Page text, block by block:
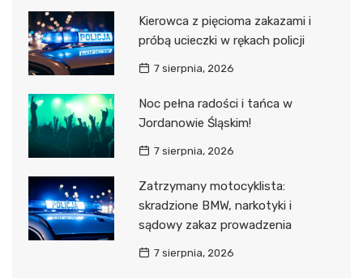
Kierowca z pięcioma zakazami i
próbą ucieczki w rękach policji
7 sierpnia, 2026
Noc pełna radości i tańca w
Jordanowie Śląskim!
7 sierpnia, 2026
Zatrzymany motocyklista:
skradzione BMW, narkotyki i
sądowy zakaz prowadzenia
7 sierpnia, 2026